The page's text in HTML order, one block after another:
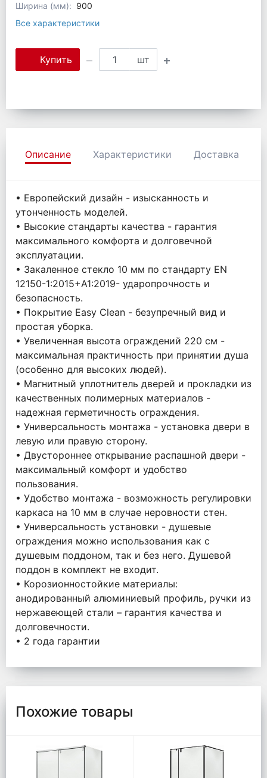
Ширина (мм): 900
Все характеристики
Купить шт
Описание Характеристики Доставка
• Европейский дизайн - изысканность и
утонченность моделей.
• Высокие стандарты качества - гарантия
максимального комфорта и долговечной
эксплуатации.
• Закаленное стекло 10 мм по стандарту EN
12150-1:2015+A1:2019- ударопрочность и
безопасность.
• Покрытие Easy Clean - безупречный вид и
простая уборка.
• Увеличенная высота ограждений 220 см -
максимальная практичность при принятии душа
(особенно для высоких людей).
• Магнитный уплотнитель дверей и прокладки из
качественных полимерных материалов -
надежная герметичность ограждения.
• Универсальность монтажа - установка двери в
левую или правую сторону.
• Двустороннее открывание распашной двери -
максимальный комфорт и удобство
пользования.
• Удобство монтажа - возможность регулировки
каркаса на 10 мм в случае неровности стен.
• Универсальность установки - душевые
ограждения можно использования как с
душевым поддоном, так и без него. Душевой
поддон в комплект не входит.
• Корозионностойкие материалы:
анодированный алюминиевый профиль, ручки из
нержавеющей стали – гарантия качества и
долговечности.
• 2 года гарантии
Похожие товары